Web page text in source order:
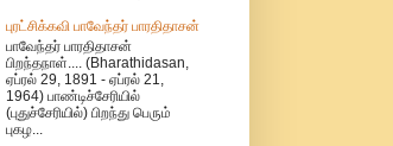
புரட்சிக்கவி பாவேந்தர் பாரதிதாசன்
பாவேந்தர் பாரதிதாசன்
பிறந்தநாள்.... (Bharathidasan,
ஏப்ரல் 29, 1891 - ஏப்ரல் 21,
1964) பாண்டிச்சேரியில்
(புதுச்சேரியில்) பிறந்து பெரும்
புகழ...